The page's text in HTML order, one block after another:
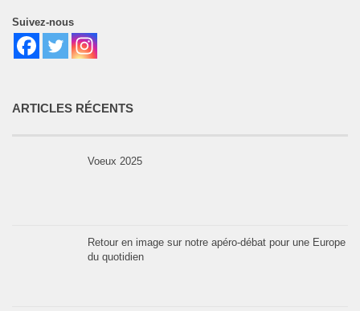
Suivez-nous
ARTICLES RÉCENTS
Voeux 2025
Retour en image sur notre apéro-débat pour une Europe
du quotidien